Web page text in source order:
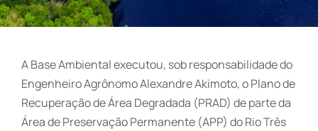
A Base Ambiental executou, sob responsabilidade do
Engenheiro Agrônomo Alexandre Akimoto, o Plano de
Recuperação de Área Degradada (PRAD) de parte da
Área de Preservação Permanente (APP) do Rio Três